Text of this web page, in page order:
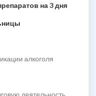
на 3 дня
алкоголя
деятельность